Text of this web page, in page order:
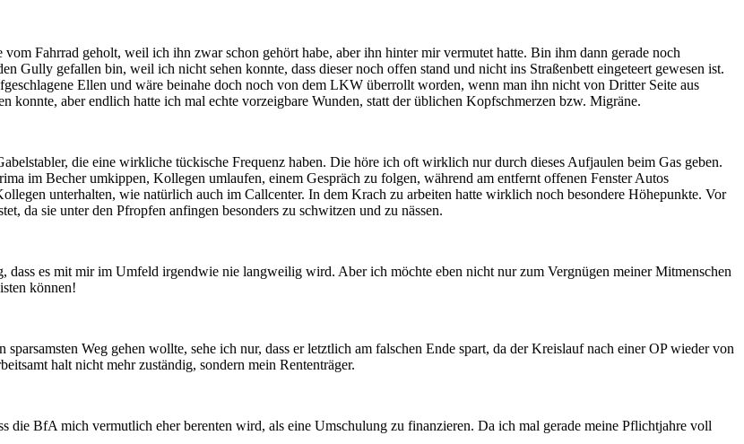
Fahrrad geholt, weil ich ihn zwar schon gehört habe, aber ihn hinter mir vermutet hatte. Bin ihm dann gerade noch
Gully gefallen bin, weil ich nicht sehen konnte, dass dieser noch offen stand und nicht ins Straßenbett eingeteert gewesen ist.
Ellen und wäre beinahe doch noch von dem LKW überrollt worden, wenn man ihn nicht von Dritter Seite aus
konnte, aber endlich hatte ich mal echte vorzeigbare Wunden, statt der üblichen Kopfschmerzen bzw. Migräne.
die eine wirkliche tückische Frequenz haben. Die höre ich oft wirklich nur durch dieses Aufjaulen beim Gas geben.
im Becher umkippen, Kollegen umlaufen, einem Gespräch zu folgen, während am entfernt offenen Fenster Autos
unterhalten, wie natürlich auch im Callcenter. In dem Krach zu arbeiten hatte wirklich noch besondere Höhepunkte. Vor
da sie unter den Pfropfen anfingen besonders zu schwitzen und zu nässen.
es mit mir im Umfeld irgendwie nie langweilig wird. Aber ich möchte eben nicht nur zum Vergnügen meiner Mitmenschen
können!
Weg gehen wollte, sehe ich nur, dass er letztlich am falschen Ende spart, da der Kreislauf nach einer OP wieder von
halt nicht mehr zuständig, sondern mein Rententräger.
die BfA mich vermutlich eher berenten wird, als eine Umschulung zu finanzieren. Da ich mal gerade meine Pflichtjahre voll